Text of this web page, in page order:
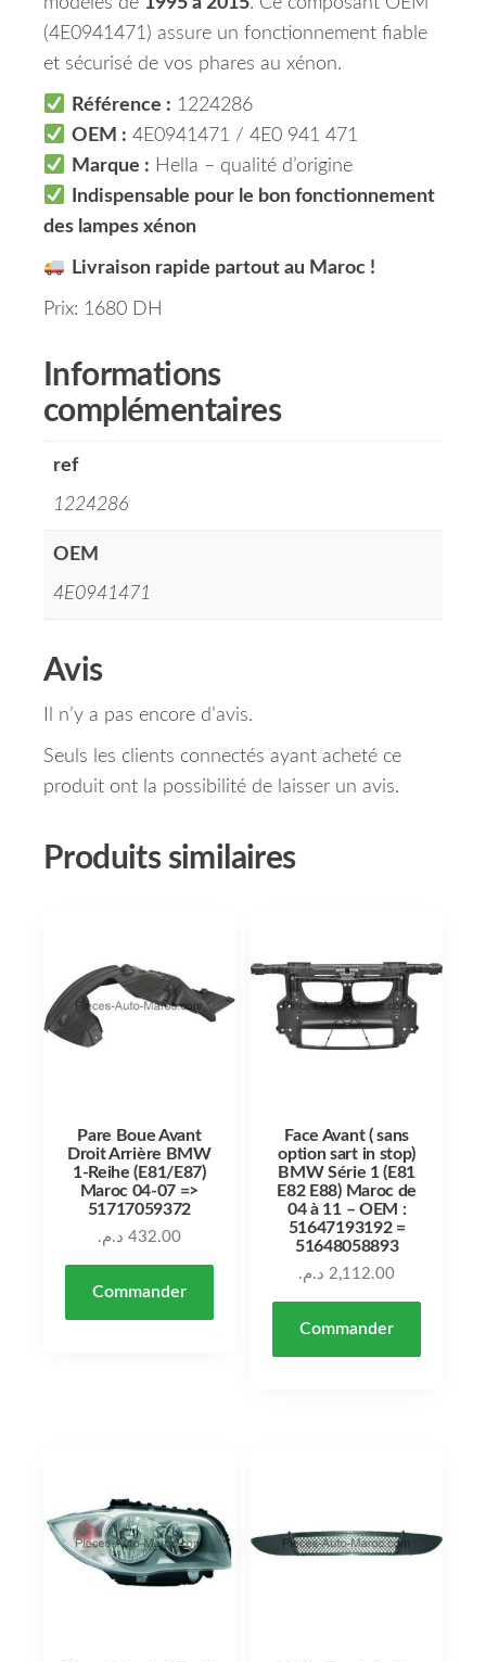
(4E0941471) assure un fonctionnement fiable
et sécurisé de vos phares au xénon.
Référence : 1224286
OEM : 4E0941471 / 4E0 941 471
Marque : Hella – qualité d’origine
Indispensable pour le bon fonctionnement
des lampes xénon
Livraison rapide partout au Maroc !
Prix: 1680 DH
Informations
complémentaires
ref
1224286
OEM
4E0941471
Avis
Il n’y a pas encore d’avis.
Seuls les clients connectés ayant acheté ce
produit ont la possibilité de laisser un avis.
Produits similaires
Pare Boue Avant
Droit Arrière BMW
1-Reihe (E81/E87)
Maroc 04-07 =>
51717059372
432.00 د.م.
Commander
Face Avant ( sans
option sart in stop)
BMW Série 1 (E81
E82 E88) Maroc de
04 à 11 – OEM :
51647193192 =
51648058893
2,112.00 د.م.
Commander